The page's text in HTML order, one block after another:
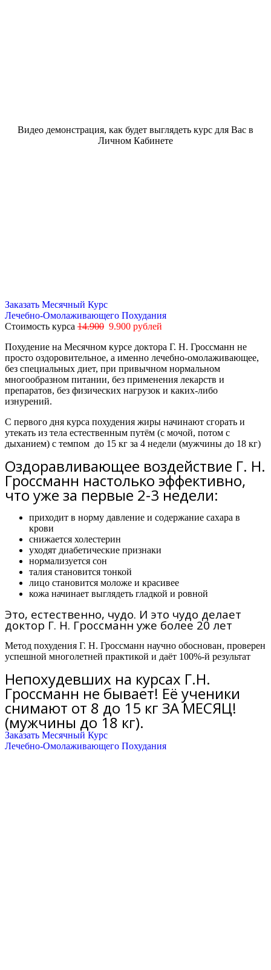
Видео демонстрация, как будет выглядеть курс для Вас в
Личном Кабинете
Заказать Месячный Курс
Лечебно-Омолаживающего Похудания
Стоимость курса 14.900 9.900 рублей
Похудение на Месячном курсе доктора Г. Н. Гроссманн не
просто оздоровительное, а именно лечебно-омолаживающее,
без специальных диет, при привычном нормальном
многообразном питании, без применения лекарств и
препаратов, без физических нагрузок и каких-либо
изнурений.
С первого дня курса похудения жиры начинают сгорать и
утекать из тела естественным путём (с мочой, потом с
дыханием) с темпом до 15 кг за 4 недели (мужчины до 18 кг)
Оздоравливающее воздействие Г. Н.
Гроссманн настолько эффективно,
что уже за первые 2-3 недели:
приходит в норму давление и содержание сахара в
крови
снижается холестерин
уходят диабетические признаки
нормализуется сон
талия становится тонкой
лицо становится моложе и красивее
кожа начинает выглядеть гладкой и ровной
Это, естественно, чудо. И это чудо делает
доктор Г. Н. Гроссманн уже более 20 лет
Метод похудения Г. Н. Гроссманн научно обоснован, проверен
успешной многолетней практикой и даёт 100%-й результат
Непохудевших на курсах Г.Н.
Гроссманн не бывает! Её ученики
снимают от 8 до 15 кг ЗА МЕСЯЦ!
(мужчины до 18 кг).
Заказать Месячный Курс
Лечебно-Омолаживающего Похудания